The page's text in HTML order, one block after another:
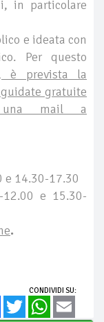
in particolare
e ideata con
Per questo
è prevista la
gratuite
una mail a
e 14.30-17.30
e 15.30-
.
CONDIVIDI SU:
FacebookTwitter WhatsApp